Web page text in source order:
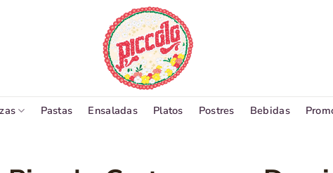
Pastas Ensaladas Platos Postres Bebidas